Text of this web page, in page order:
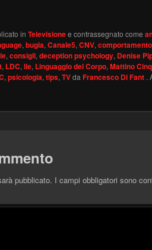
in Televisionee contrassegnato come
, bugia, Canale5, CNV, comportamento
, consigli, deception psychology, Denise
, LDC, lie, Linguaggio del Corpo, Mattino
, psicologia, tips, TVda Francesco Di Fant .
pubblicato. I campi obbligatori sono